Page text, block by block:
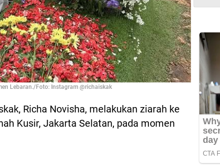
Lebaran./Foto: Instagram @richaiskak
Richa Novisha, melakukan ziarah ke
Kusir, Jakarta Selatan, pada momen